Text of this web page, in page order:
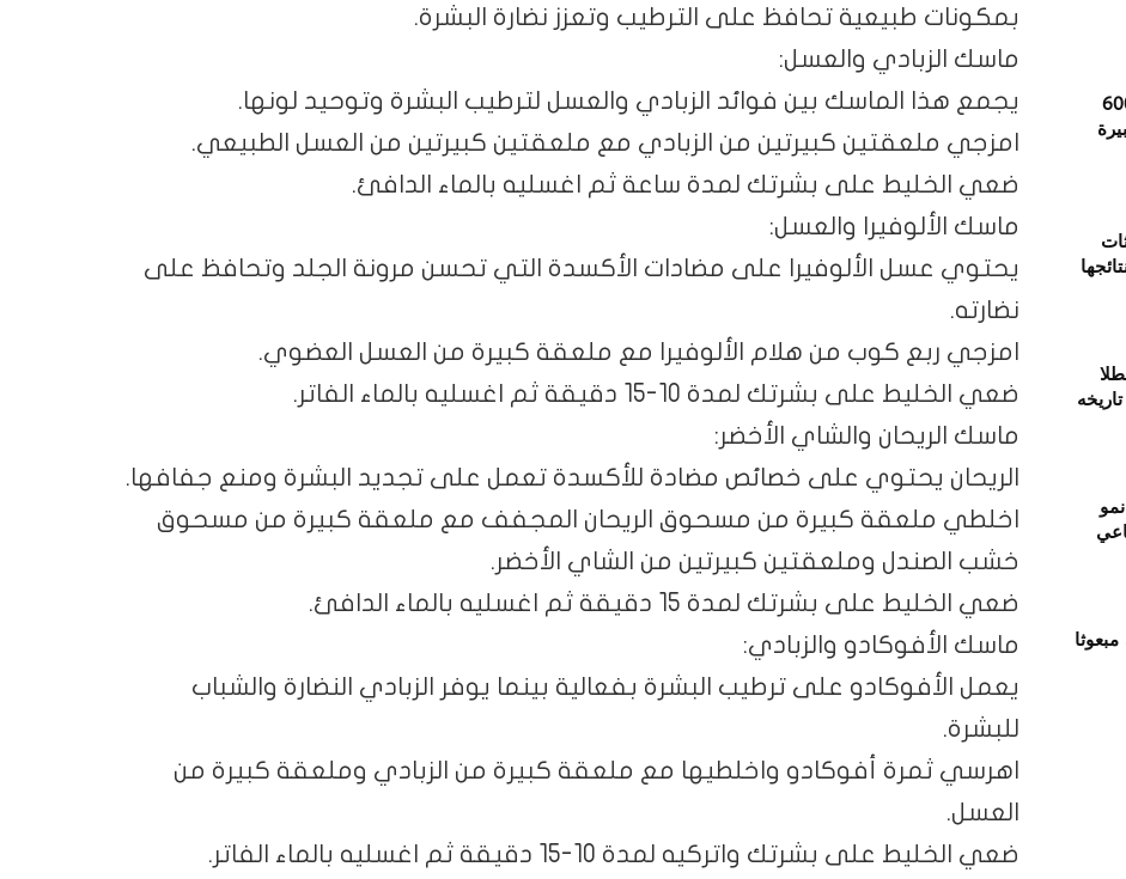
بمكونات طبيعية تحافظ على الترطيب وتعزز نضارة البشرة.
ماسك الزبادي والعسل:
يجمع هذا الماسك بين فوائد الزبادي والعسل لترطيب البشرة وتوحيد لونها.
امزجي ملعقتين كبيرتين من الزبادي مع ملعقتين كبيرتين من العسل الطبيعي.
ضعي الخليط على بشرتك لمدة ساعة ثم اغسليه بالماء الدافئ.
ماسك الألوفيرا والعسل:
يحتوي عسل الألوفيرا على مضادات الأكسدة التي تحسن مرونة الجلد وتحافظ على
نضارته.
امزجي ربع كوب من هلام الألوفيرا مع ملعقة كبيرة من العسل العضوي.
ضعي الخليط على بشرتك لمدة 10-15 دقيقة ثم اغسليه بالماء الفاتر.
ماسك الريحان والشاي الأخضر:
الريحان يحتوي على خصائص مضادة للأكسدة تعمل على تجديد البشرة ومنع جفافها.
اخلطي ملعقة كبيرة من مسحوق الريحان المجفف مع ملعقة كبيرة من مسحوق
خشب الصندل وملعقتين كبيرتين من الشاي الأخضر.
ضعي الخليط على بشرتك لمدة 15 دقيقة ثم اغسليه بالماء الدافئ.
ماسك الأفوكادو والزبادي:
يعمل الأفوكادو على ترطيب البشرة بفعالية بينما يوفر الزبادي النضارة والشباب
للبشرة.
اهرسي ثمرة أفوكادو واخلطيها مع ملعقة كبيرة من الزبادي وملعقة كبيرة من
العسل.
ضعي الخليط على بشرتك واتركيه لمدة 10-15 دقيقة ثم اغسليه بالماء الفاتر.
نموّها ب 600